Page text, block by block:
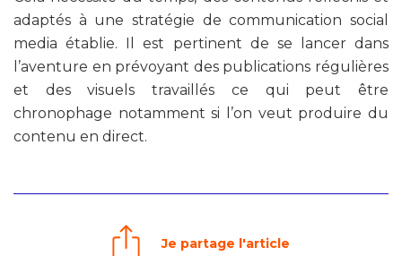
adaptés à une stratégie de communication social
media établie. Il est pertinent de se lancer dans
l’aventure en prévoyant des publications régulières
et des visuels travaillés ce qui peut être
chronophage notamment si l’on veut produire du
contenu en direct.
Je partage l'article